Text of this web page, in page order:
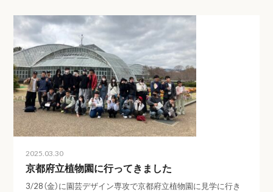
2025.03.30
京都府立植物園に行ってきました
3/28（金）に園芸デザイン専攻で京都府立植物園に見学に行き